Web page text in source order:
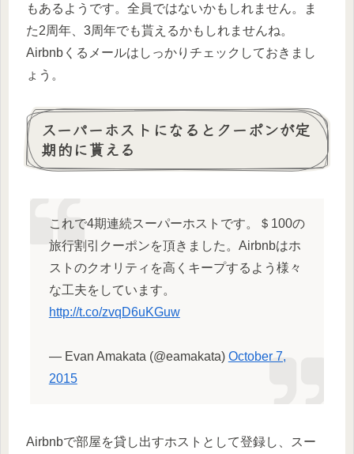
もあるようです。全員ではないかもしれません。ま
た2周年、3周年でも貰えるかもしれませんね。
Airbnbくるメールはしっかりチェックしておきまし
ょう。
スーパーホストになるとクーポンが定
期的に貰える
これで4期連続スーパーホストです。＄100の
旅行割引クーポンを頂きました。Airbnbはホ
ストのクオリティを高くキープするよう様々
な工夫をしています。
http://t.co/zvqD6uKGuw
— Evan Amakata (@eamakata) October 7,
2015
Airbnbで部屋を貸し出すホストとして登録し、スー